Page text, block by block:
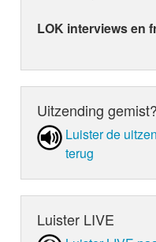
LOK interviews en
Uitzending gemist?
Luister de
terug
Luister LIVE